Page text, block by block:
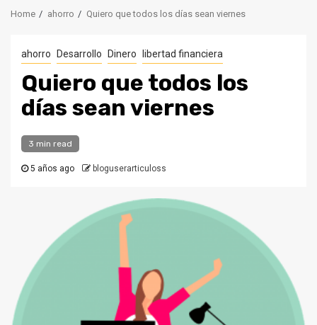
Home ahorro Quiero que todos los días sean viernes
ahorro Desarrollo Dinero libertad financiera
Quiero que todos los
días sean viernes
3 min read
5 años ago bloguserarticuloss